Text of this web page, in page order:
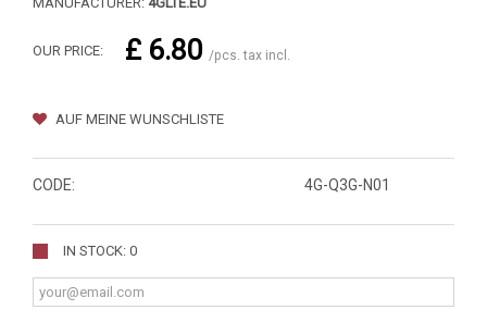
OUR PRICE: £ 6.80 /pcs. tax incl.
AUF MEINE WUNSCHLISTE
CODE: 4G-Q3G-N01
IN STOCK: 0